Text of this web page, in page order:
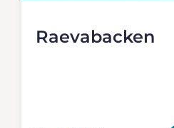
Raevabacken